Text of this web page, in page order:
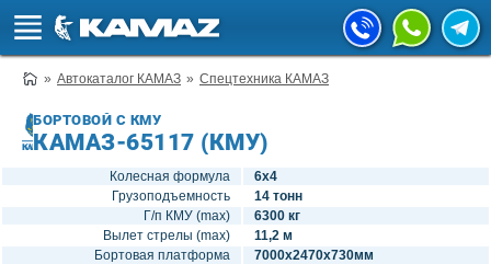
Автокаталог КАМАЗ Спецтехника КАМАЗ
БОРТОВОЙ С КМУ
КАМАЗ-65117 (КМУ)
Колесная формула
6х4
Грузоподъемность
14 тонн
Г/п КМУ (max)
6300 кг
Вылет стрелы (max)
11,2 м
Бортовая платформа
7000x2470x730мм